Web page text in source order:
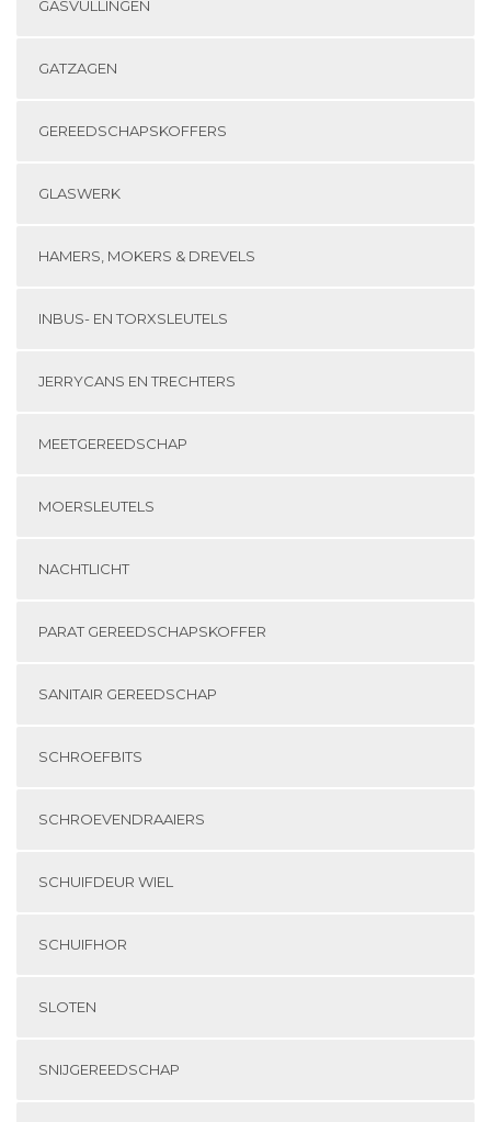
GASVULLINGEN
GATZAGEN
GEREEDSCHAPSKOFFERS
GLASWERK
HAMERS, MOKERS & DREVELS
INBUS- EN TORXSLEUTELS
JERRYCANS EN TRECHTERS
MEETGEREEDSCHAP
MOERSLEUTELS
NACHTLICHT
PARAT GEREEDSCHAPSKOFFER
SANITAIR GEREEDSCHAP
SCHROEFBITS
SCHROEVENDRAAIERS
SCHUIFDEUR WIEL
SCHUIFHOR
SLOTEN
SNIJGEREEDSCHAP